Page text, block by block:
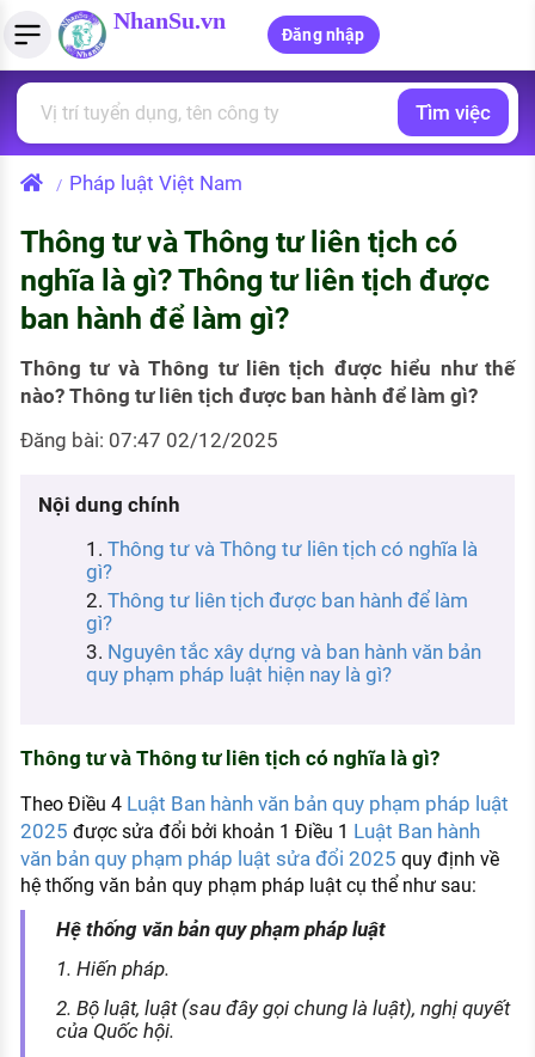
NhanSu.vn
Đăng nhập
Tìm việc làm
Việc làm ngành luật
Việc làm lương cao
Việc làm tốt nhất
CÔNG TY
Quản lý CV
Tải CV lên
Tạo CV trực tuyến
MẪU CV THEO STYLE
Mẫu CV đơn giản
Mẫu CV hiện đại
Tính lương Gross - Net
Tính thuế thu nhập cá nhân
Tính trợ cấp thất nghiệp
PHÁP LUẬT VIỆT NAM
Văn bản pháp luật
PHÁP LUẬT LAO ĐỘNG
Lao động và tiền lương
Thuế thu nhập
Chính sách lao động
KHÁM PHÁ NGHỀ NGHIỆP
Tử vi nghề nghiệp
Kỹ năng nghề nghiệp
HƯỚNG NGHIỆP VIỆC LÀM
XÂY DỰNG VÀ PHÁT TRIỂN ĐỘI NGŨ
NHÂN SỰ
TUYỂN DỤNG VIỆC LÀM
Tìm việc
/ Pháp luật Việt Nam
Thông tư và Thông tư liên tịch có
nghĩa là gì? Thông tư liên tịch được
ban hành để làm gì?
Thông tư và Thông tư liên tịch được hiểu như thế
nào? Thông tư liên tịch được ban hành để làm gì?
Đăng bài: 07:47 02/12/2025
Nội dung chính
Thông tư và Thông tư liên tịch có nghĩa là
gì?
Thông tư liên tịch được ban hành để làm
gì?
Nguyên tắc xây dựng và ban hành văn bản
quy phạm pháp luật hiện nay là gì?
Thông tư và Thông tư liên tịch có nghĩa là gì?
Theo Điều 4 Luật Ban hành văn bản quy phạm pháp luật
2025 được sửa đổi bởi khoản 1 Điều 1 Luật Ban hành
văn bản quy phạm pháp luật sửa đổi 2025 quy định về
hệ thống văn bản quy phạm pháp luật cụ thể như sau:
Hệ thống văn bản quy phạm pháp luật
1. Hiến pháp.
2. Bộ luật, luật (sau đây gọi chung là luật), nghị quyết
của Quốc hội.